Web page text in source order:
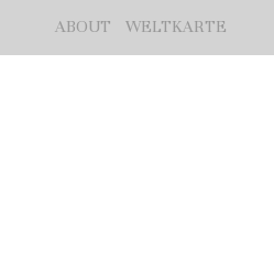
ABOUT WELTKARTE